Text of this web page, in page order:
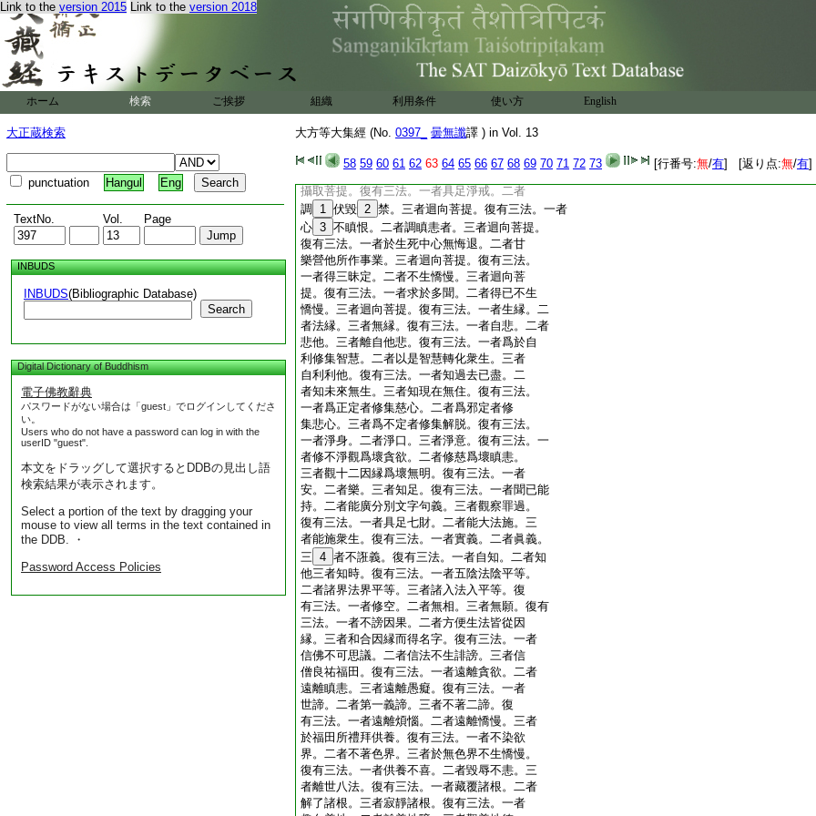
Link to the version 2015 Link to the version 2018
ホーム 検索 ご挨拶 組織 利用条件 使い方 English
大正蔵検索
punctuation Hangul Eng
TextNo. Vol. Page
INBUDS
INBUDS(Bibliographic Database)
Search
Digital Dictionary of Buddhism
電子佛教辭典
パスワードがない場合は「guest」でログインしてくださ
い。
Users who do not have a password can log in with the
userID "guest".
本文をドラッグして選択するとDDBの見出し語
検索結果が表示されます。
Select a portion of the text by dragging your
mouse to view all terms in the text contained in
the DDB. ・
Password Access Policies
大方等大集經 (No. 0397_ 曇無讖譯 ) in Vol. 13
58 59 60 61 62 63 64 65 66 67 68 69 70 71 72 73 [行番号:無/有] [返り点:無/有]
二法。一者不捨煩惱。二者不捨修善莊嚴。復
有二法。一者知處非處。二者以諸善根迴向
菩提。復有二法。一者觀菩提心猶如幻相。二
者修向無上菩提莊嚴。復有二法。一者觀諸
衆生及以菩提等無差別。二者知諸衆生因
縁菩提而得解脱。復有二法。一者知法無生。
二者爲
12
故而修莊嚴。復有二法。一者
不可説法而能宣説。二者一切衆生悉同一
乘。復有三法。一者初發菩提之心。二者親近
善友心不生悔。三者修集大悲心不退轉。復
攝取菩提。復有三法。一者具足淨戒。二者
調
1 伏毀 2 禁。三者迴向菩提。復有三法。一者
心 3 不瞋恨。二者調瞋恚者。三者迴向菩提。
復有三法。一者於生死中心無悔退。二者甘
樂營他所作事業。三者迴向菩提。復有三法。
一者得三昧定。二者不生憍慢。三者迴向菩
提。復有三法。一者求於多聞。二者得已不生
憍慢。三者迴向菩提。復有三法。一者生縁。二
者法縁。三者無縁。復有三法。一者自悲。二者
悲他。三者離自他悲。復有三法。一者爲於自
利修集智慧。二者以是智慧轉化衆生。三者
自利利他。復有三法。一者知過去已盡。二
者知未來無生。三者知現在無住。復有三法。
一者爲正定者修集慈心。二者爲邪定者修
集悲心。三者爲不定者修集解脱。復有三法。
一者淨身。二者淨口。三者淨意。復有三法。一
者修不淨觀爲壞貪欲。二者修慈爲壞瞋恚。
三者觀十二因縁爲壞無明。復有三法。一者
安。二者樂。三者知足。復有三法。一者聞已能
持。二者能廣分別文字句義。三者觀察罪過。
復有三法。一者具足七財。二者能大法施。三
者能施衆生。復有三法。一者實義。二者眞義。
三 4 者不誑義。復有三法。一者自知。二者知
他三者知時。復有三法。一者五陰法陰平等。
二者諸界法界平等。三者諸入法入平等。復
有三法。一者修空。二者無相。三者無願。復有
三法。一者不謗因果。二者方便生法皆從因
縁。三者和合因縁而得名字。復有三法。一者
信佛不可思議。二者信法不生誹謗。三者信
僧良祐福田。復有三法。一者遠離貪欲。二者
遠離瞋恚。三者遠離愚癡。復有三法。一者
世諦。二者第一義諦。三者不著二諦。復
有三法。一者遠離煩惱。二者遠離憍慢。三者
於福田所禮拜供養。復有三法。一者不染欲
界。二者不著色界。三者於無色界不生憍慢。
復有三法。一者供養不喜。二者毀辱不恚。三
者離世八法。復有三法。一者藏覆諸根。二者
解了諸根。三者寂靜諸根。復有三法。一者